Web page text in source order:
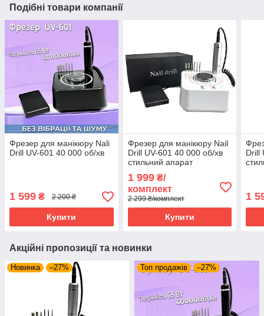
Подібні товари компанії
Фрезер для манікюру Nali
Drill UV-601 40 000 об/хв
1 599 ₴ 2 200 ₴
Купити
Фрезер для манікюру Nail
Drill UV-601 40 000 об/хв
стильний апарат
манікюрна машинка для
нігтів
1 999₴/
комплект
2 299 ₴/комплект
Купити
Drill
1
Акційні пропозиції та новинки
Новинка –27% Топ продажів –27%